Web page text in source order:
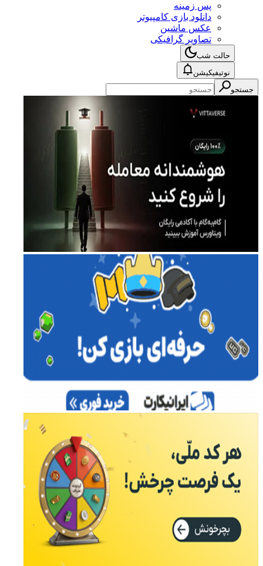
پس زمینه
دانلود بازی کامپیوتر
عکس ماشین
تصاویر گرافیکی
حالت شب
نوتیفیکیشن
جستجو